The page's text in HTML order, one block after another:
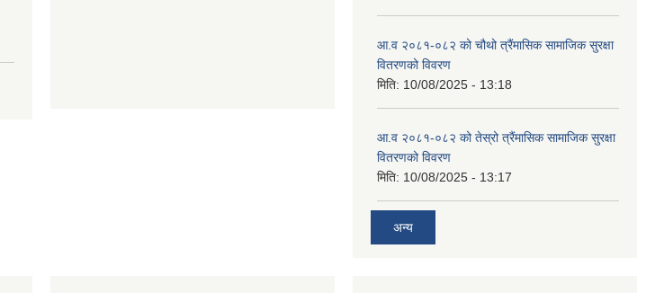
आ.व २०८१-०८२ को चौथो त्रैंमासिक सामाजिक सुरक्षा
वितरणको विवरण
मिति: 10/08/2025 - 13:18
आ.व २०८१-०८२ को तेस्रो त्रैंमासिक सामाजिक सुरक्षा
वितरणको विवरण
मिति: 10/08/2025 - 13:17
अन्य